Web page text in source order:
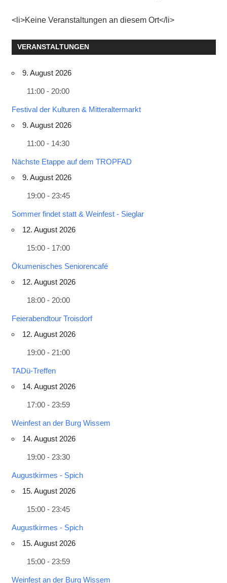
<li>Keine Veranstaltungen an diesem Ort</li>
VERANSTALTUNGEN
9. August 2026
11:00 - 20:00
Festival der Kulturen & Mitteraltermarkt
9. August 2026
11:00 - 14:30
Nächste Etappe auf dem TROPFAD
9. August 2026
19:00 - 23:45
Sommer findet statt & Weinfest - Sieglar
12. August 2026
15:00 - 17:00
Ökumenisches Seniorencafé
12. August 2026
18:00 - 20:00
Feierabendtour Troisdorf
12. August 2026
19:00 - 21:00
TADü-Treffen
14. August 2026
17:00 - 23:59
Weinfest an der Burg Wissem
14. August 2026
19:00 - 23:30
Augustkirmes - Spich
15. August 2026
15:00 - 23:45
Augustkirmes - Spich
15. August 2026
15:00 - 23:59
Weinfest an der Burg Wissem